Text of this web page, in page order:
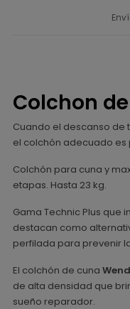
Colchon
Cuando el descanso de
el colchón adecuado es
Colchón para cuna y
etapas. Hasta 23 kg.
Gama Technic Plus que
destacan como
perfilada para prevenir
El colchón de cuna
de alta densidad que
sueño reparador.